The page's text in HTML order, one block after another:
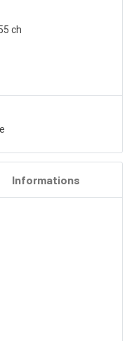
ch
Informations